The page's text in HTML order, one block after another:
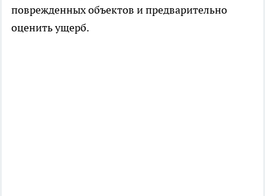
поврежденных объектов и предварительно
оценить ущерб.